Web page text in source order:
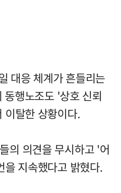
대응 체계가 흔들리는
행노조도 '상호 신뢰
이탈한 상황이다.
의 의견을 무시하고 '어
지속했다고 밝혔다.